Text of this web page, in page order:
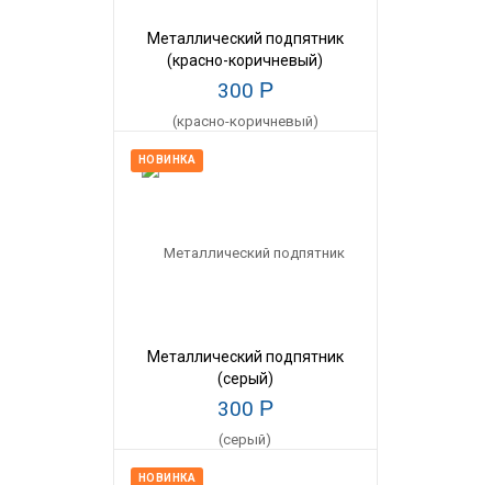
Металлический подпятник
(красно-коричневый)
300 Р
НОВИНКА
Металлический подпятник
(серый)
300 Р
НОВИНКА